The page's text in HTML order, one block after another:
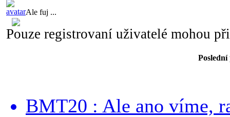
Ale fuj ...
Pouze registrovaní uživatelé mohou
BMT20 : Ale ano víme,